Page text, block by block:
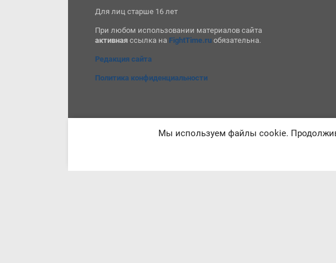
Для лиц старше 16 лет
При любом использовании материалов сайта
активная ссылка на FightTime.ru обязательна.
Редакция сайта
Политика конфиденциальности
Мы используем файлы cookie.